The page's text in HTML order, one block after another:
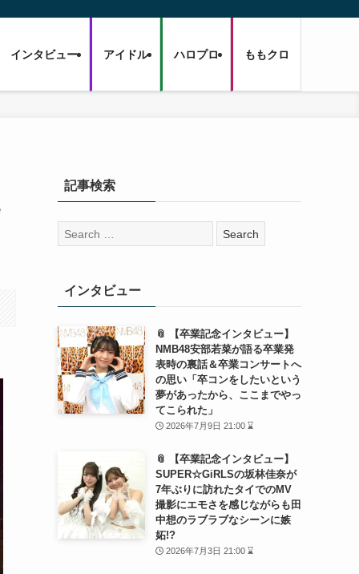
インタビュー アイドル ハロプロ ももクロ
記事検索
検
索:
インタビュー
📎 【卒業記念インタビュー】
NMB48安部若菜が語る卒業発
表時の裏話＆卒業コンサートへ
の思い「卒コンをしたいという
夢があったから、ここまでやっ
てこられた」
2026年7月9日 21:00 ⌛
📎 【卒業記念インタビュー】
SUPER☆GiRLSの坂林佳奈が
7年ぶりに訪れたタイでのMV
撮影にエモさを感じながらも田
中想のラブラブなシーンに嫉
妬!?
2026年7月3日 21:00 ⌛